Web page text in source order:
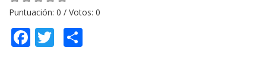
Puntuación: 0 / Votos: 0
Facebook
Twitter